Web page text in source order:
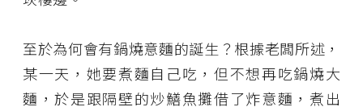
至於為何會有鍋燒意麵的誕生？根據老闆所述，
某一天，她要煮麵自己吃，但不想再吃鍋燒大
麵，於是跟隔壁的炒鱔魚攤借了炸意麵，煮出